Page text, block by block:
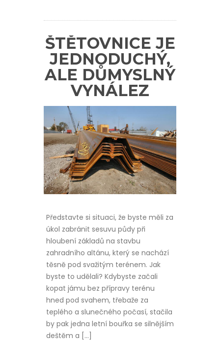
ŠTĚTOVNICE JE
JEDNODUCHÝ,
ALE DŮMYSLNÝ
VYNÁLEZ
Představte si situaci, že byste měli za
úkol zabránit sesuvu půdy při
hloubení základů na stavbu
zahradního altánu, který se nachází
těsně pod svažitým terénem. Jak
byste to udělali? Kdybyste začali
kopat jámu bez přípravy terénu
hned pod svahem, třebaže za
teplého a slunečného počasí, stačila
by pak jedna letní bouřka se silnějším
deštěm a […]